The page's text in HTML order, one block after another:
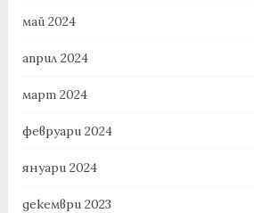
май 2024
април 2024
март 2024
февруари 2024
януари 2024
декември 2023